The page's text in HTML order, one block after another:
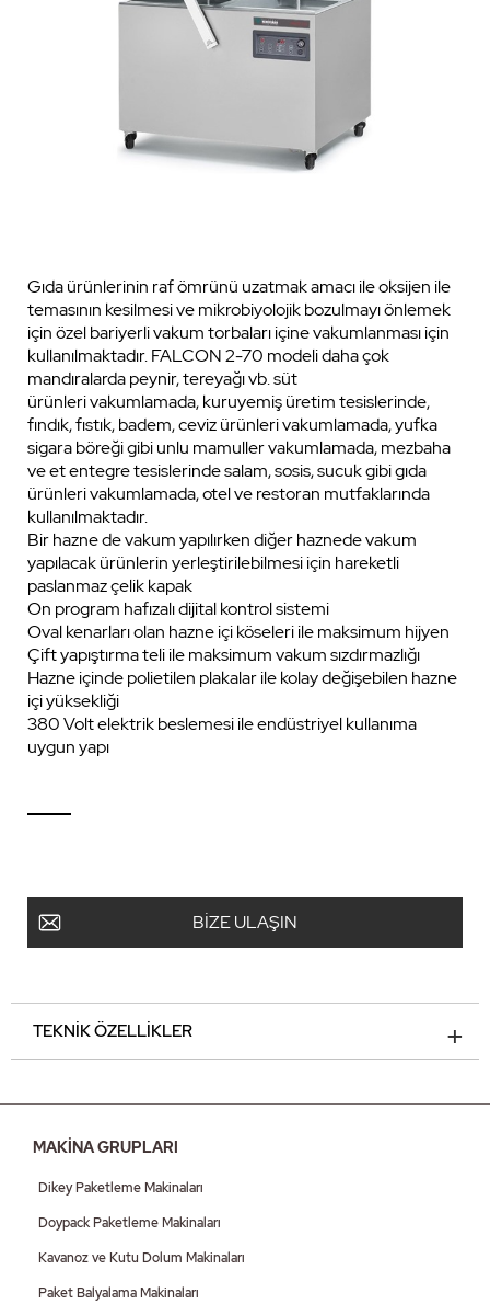
Gıda ürünlerinin raf ömrünü uzatmak amacı ile oksijen ile
temasının kesilmesi ve mikrobiyolojik bozulmayı önlemek
için özel bariyerli vakum torbaları içine vakumlanması için
kullanılmaktadır. FALCON 2-70 modeli daha çok
mandıralarda peynir, tereyağı vb. süt
ürünleri vakumlamada, kuruyemiş üretim tesislerinde,
fındık, fıstık, badem, ceviz ürünleri vakumlamada, yufka
sigara böreği gibi unlu mamuller vakumlamada, mezbaha
ve et entegre tesislerinde salam, sosis, sucuk gibi gıda
ürünleri vakumlamada, otel ve restoran mutfaklarında
kullanılmaktadır.
Bir hazne de vakum yapılırken diğer haznede vakum
yapılacak ürünlerin yerleştirilebilmesi için hareketli
paslanmaz çelik kapak
On program hafızalı dijital kontrol sistemi
Oval kenarları olan hazne içi köseleri ile maksimum hijyen
Çift yapıştırma teli ile maksimum vakum sızdırmazlığı
Hazne içinde polietilen plakalar ile kolay değişebilen hazne
içi yüksekliği
380 Volt elektrik beslemesi ile endüstriyel kullanıma
uygun yapı
BİZE ULAŞIN
TEKNİK ÖZELLİKLER
MAKİNA GRUPLARI
Dikey Paketleme Makinaları
Doypack Paketleme Makinaları
Kavanoz ve Kutu Dolum Makinaları
Paket Balyalama Makinaları